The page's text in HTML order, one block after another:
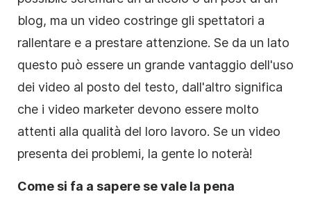
blog, ma un video costringe gli spettatori a
rallentare e a prestare attenzione. Se da un lato
questo può essere un grande vantaggio dell'uso
dei video al posto del testo, dall'altro significa
che i video marketer devono essere molto
attenti alla qualità del loro lavoro. Se un video
presenta dei problemi, la gente lo noterà!
Come si fa a sapere se vale la pena